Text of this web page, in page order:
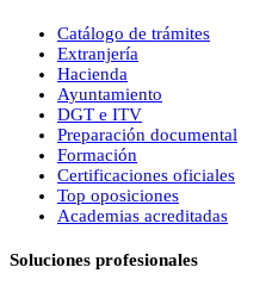
Catálogo de trámites
Extranjería
Hacienda
Ayuntamiento
DGT e ITV
Preparación documental
Formación
Certificaciones oficiales
Top oposiciones
Academias acreditadas
Soluciones profesionales